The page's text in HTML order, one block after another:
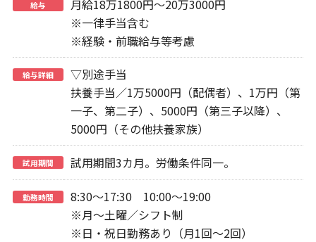
給与
月給18万1800円～20万3000円
※一律手当含む
※経験・前職給与等考慮
給与詳細
▽別途手当
扶養手当／1万5000円（配偶者）、1万円（第
一子、第二子）、5000円（第三子以降）、
5000円（その他扶養家族）
試用期間 試用期間3カ月。労働条件同一。
勤務時間
8:30～17:30 10:00～19:00
※月～土曜／シフト制
※日・祝日勤務あり（月1回～2回）